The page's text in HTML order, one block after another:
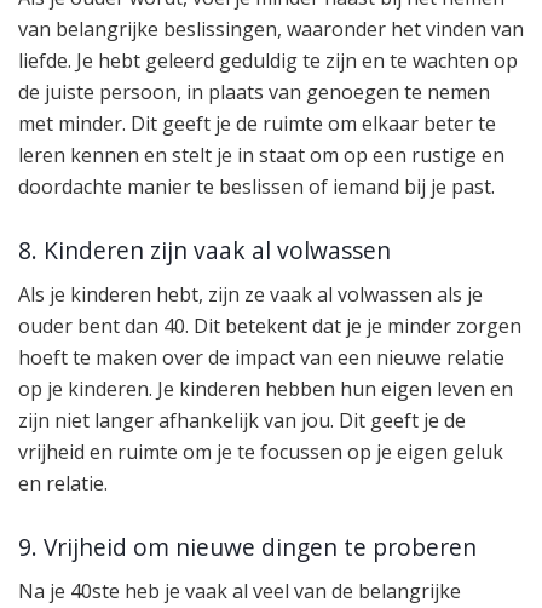
van belangrijke beslissingen, waaronder het vinden van
liefde. Je hebt geleerd geduldig te zijn en te wachten op
de juiste persoon, in plaats van genoegen te nemen
met minder. Dit geeft je de ruimte om elkaar beter te
leren kennen en stelt je in staat om op een rustige en
doordachte manier te beslissen of iemand bij je past.
8. Kinderen zijn vaak al volwassen
Als je kinderen hebt, zijn ze vaak al volwassen als je
ouder bent dan 40. Dit betekent dat je je minder zorgen
hoeft te maken over de impact van een nieuwe relatie
op je kinderen. Je kinderen hebben hun eigen leven en
zijn niet langer afhankelijk van jou. Dit geeft je de
vrijheid en ruimte om je te focussen op je eigen geluk
en relatie.
9. Vrijheid om nieuwe dingen te proberen
Na je 40ste heb je vaak al veel van de belangrijke